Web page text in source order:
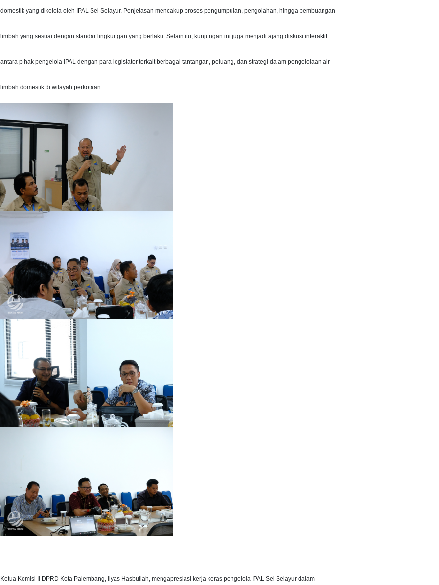
domestik yang dikelola oleh IPAL Sei Selayur. Penjelasan mencakup proses pengumpulan, pengolahan, hingga pembuangan
limbah yang sesuai dengan standar lingkungan yang berlaku. Selain itu, kunjungan ini juga menjadi ajang diskusi interaktif
antara pihak pengelola IPAL dengan para legislator terkait berbagai tantangan, peluang, dan strategi dalam pengelolaan air
limbah domestik di wilayah perkotaan.
Ketua Komisi II DPRD Kota Palembang, Ilyas Hasbullah, mengapresiasi kerja keras pengelola IPAL Sei Selayur dalam